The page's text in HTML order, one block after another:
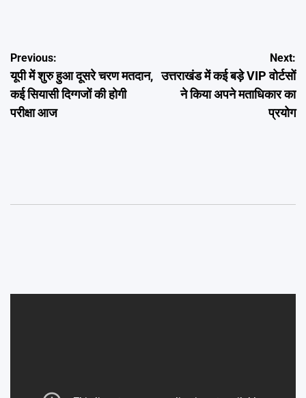
Post
navigation
Previous:
यूपी में शुरु हुआ दूसरे चरण मतदान,
कई सियासी दिग्गजों की होगी
परीक्षा आज
Next:
उत्तराखंड में कई बड़े VIP वोर्टसों
ने किया अपने मताधिकार का
प्रयोग